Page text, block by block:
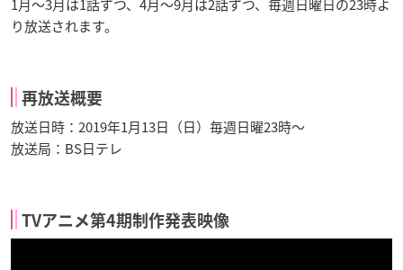
1月～3月は1話ずつ、4月～9月は2話ずつ、毎週日曜日の23時よ
り放送されます。
再放送概要
放送日時：2019年1月13日（日）毎週日曜23時〜
放送局：BS日テレ
TVアニメ第4期制作発表映像